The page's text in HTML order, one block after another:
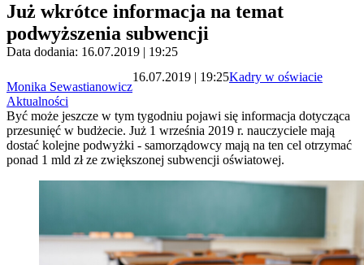
Już wkrótce informacja na temat
podwyższenia subwencji
Data dodania: 16.07.2019 | 19:25
Monika Sewastianowicz
16.07.2019 | 19:25Kadry w oświacie
Aktualności
Być może jeszcze w tym tygodniu pojawi się informacja dotycząca
przesunięć w budżecie. Już 1 września 2019 r. nauczyciele mają
dostać kolejne podwyżki - samorządowcy mają na ten cel otrzymać
ponad 1 mld zł ze zwiększonej subwencji oświatowej.